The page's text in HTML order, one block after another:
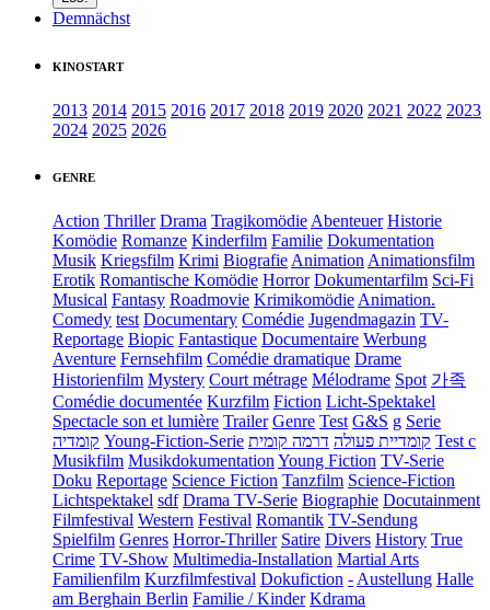
Demnächst
KINOSTART
2013 2014 2015 2016 2017 2018 2019 2020 2021 2022 2023
2024 2025 2026
GENRE
Action Thriller Drama TragikomödieAbenteuer Historie
Komödie Romanze Kinderfilm Familie Dokumentation
Musik Kriegsfilm Krimi BiografieAnimationAnimationsfilm
Erotik Romantische Komödie Horror Dokumentarfilm Sci-Fi
Musical Fantasy Roadmovie KrimikomödieAnimation.
Comedy test Documentary Comédie Jugendmagazin TV-
Reportage Biopic Fantastique Documentaire Werbung
Aventure Fernsehfilm Comédie dramatique Drame
Historienfilm Mystery Court métrage Mélodrame Spot 가족
Comédie documentée Kurzfilm Fiction Licht-Spektakel
Spectacle son et lumière Trailer Genre Test G&S g Serie
קומדיה Young-Fiction-Serie קומדיית פעולה דרמה קומית
Test c
Musikfilm MusikdokumentationYoung Fiction TV-Serie
Doku Reportage Science Fiction Tanzfilm Science-Fiction
Lichtspektakel sdf Drama TV-Serie Biographie Docutainment
Filmfestival Western Festival Romantik TV-Sendung
Spielfilm Genres Horror-Thriller Satire Divers History True
Crime TV-Show Multimedia-Installation Martial Arts
Familienfilm Kurzfilmfestival Dokufiction -Austellung Halle
am Berghain Berlin Familie / Kinder Kdrama